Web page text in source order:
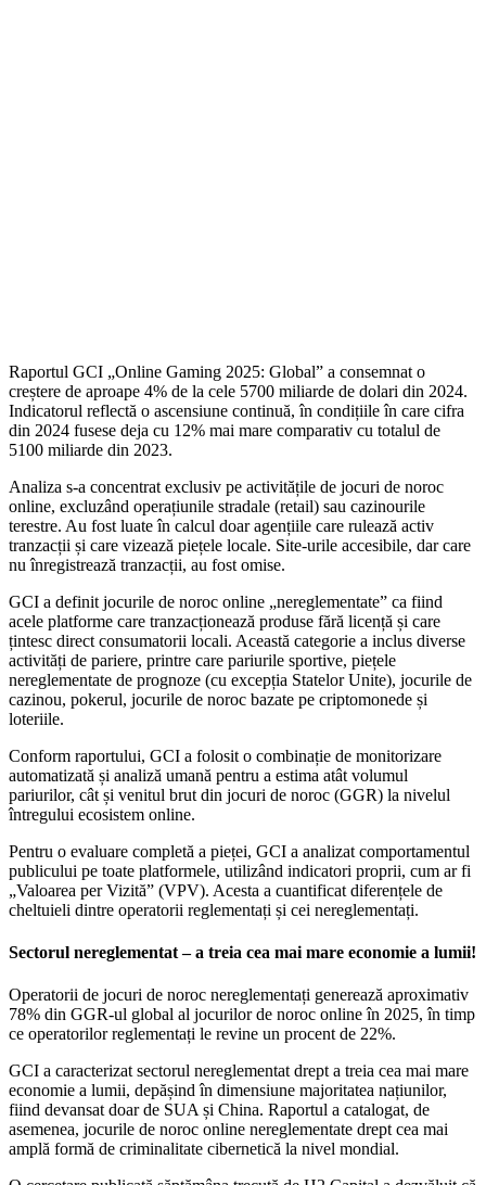
Raportul GCI „Online Gaming 2025: Global” a consemnat o
creștere de aproape 4% de la cele 5700 miliarde de dolari din 2024.
Indicatorul reflectă o ascensiune continuă, în condițiile în care cifra
din 2024 fusese deja cu 12% mai mare comparativ cu totalul de
5100 miliarde din 2023.
Analiza s-a concentrat exclusiv pe activitățile de jocuri de noroc
online, excluzând operațiunile stradale (retail) sau cazinourile
terestre. Au fost luate în calcul doar agențiile care rulează activ
tranzacții și care vizează piețele locale. Site-urile accesibile, dar care
nu înregistrează tranzacții, au fost omise.
GCI a definit jocurile de noroc online „nereglementate” ca fiind
acele platforme care tranzacționează produse fără licență și care
țintesc direct consumatorii locali. Această categorie a inclus diverse
activități de pariere, printre care pariurile sportive, piețele
nereglementate de prognoze (cu excepția Statelor Unite), jocurile de
cazinou, pokerul, jocurile de noroc bazate pe criptomonede și
loteriile.
Conform raportului, GCI a folosit o combinație de monitorizare
automatizată și analiză umană pentru a estima atât volumul
pariurilor, cât și venitul brut din jocuri de noroc (GGR) la nivelul
întregului ecosistem online.
Pentru o evaluare completă a pieței, GCI a analizat comportamentul
publicului pe toate platformele, utilizând indicatori proprii, cum ar fi
„Valoarea per Vizită” (VPV). Acesta a cuantificat diferențele de
cheltuieli dintre operatorii reglementați și cei nereglementați.
Sectorul nereglementat – a treia cea mai mare economie a lumii!
Operatorii de jocuri de noroc nereglementați generează aproximativ
78% din GGR-ul global al jocurilor de noroc online în 2025, în timp
ce operatorilor reglementați le revine un procent de 22%.
GCI a caracterizat sectorul nereglementat drept a treia cea mai mare
economie a lumii, depășind în dimensiune majoritatea națiunilor,
fiind devansat doar de SUA și China. Raportul a catalogat, de
asemenea, jocurile de noroc online nereglementate drept cea mai
amplă formă de criminalitate cibernetică la nivel mondial.